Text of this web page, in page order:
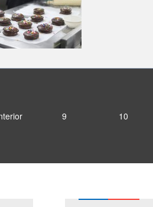
9 10